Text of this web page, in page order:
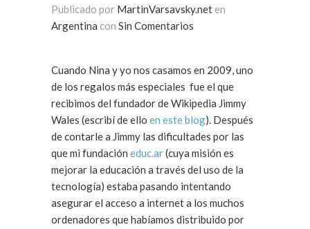
Publicado por MartinVarsavsky.net en
Argentina con Sin Comentarios
Cuando Nina y yo nos casamos en 2009, uno
de los regalos más especiales fue el que
recibimos del fundador de Wikipedia Jimmy
Wales (escribí de ello en este blog). Después
de contarle a Jimmy las dificultades por las
que mi fundación educ.ar(cuya misión es
mejorar la educación a través del uso de la
tecnología) estaba pasando intentando
asegurar el acceso a internet a los muchos
ordenadores que habíamos distribuido por